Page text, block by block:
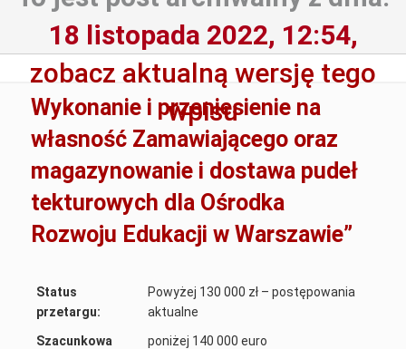
18 listopada 2022, 12:54,
zobacz aktualną wersję tego
wpisu
Wykonanie i przeniesienie na
własność Zamawiającego oraz
magazynowanie i dostawa pudeł
tekturowych dla Ośrodka
Rozwoju Edukacji w Warszawie”
Status
przetargu:
Powyżej 130 000 zł – postępowania
aktualne
Szacunkowa
poniżej 140 000 euro